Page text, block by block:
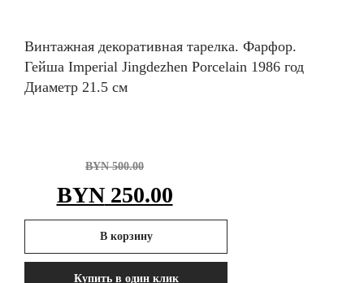
Винтажная декоративная тарелка. Фарфор.
Гейша Imperial Jingdezhen Porcelain 1986 год
Диаметр 21.5 см
BYN500.00
Первоначальная
цена
составляла
BYN250.00
цена:
BYN 250.00.
В корзину
Купить в один клик